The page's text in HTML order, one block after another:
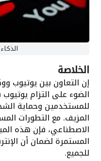
الخلاصة
إن التعاون بين يوتيوب
الضوء على التزام يوتيوب
للمستخدمين وحماية
المزيف. مع التطورات
الاصطناعي، فإن هذه
المستمرة لضمان أن
للجميع.